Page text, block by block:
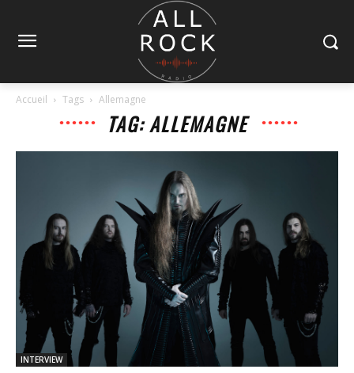
Accueil Tags Allemagne
TAG: ALLEMAGNE
INTERVIEW